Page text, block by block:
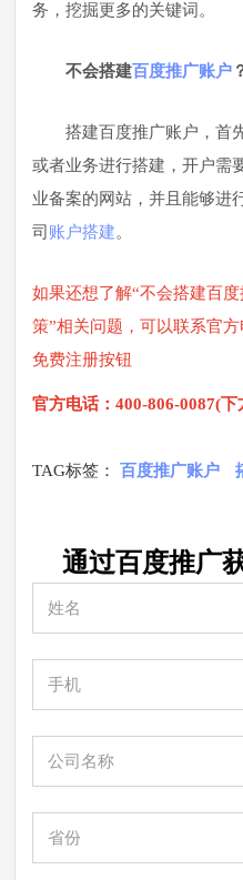
务，挖掘更多的关键词。
不会搭建百度推广账户
搭建百度推广账户，首先
或者业务进行搭建，开户需
业备案的网站，并且能够进
司 账户搭建。
如果还想了解“不会搭建百
策”相关问题，可以联系官
免费注册按钮
官方电话：400-806-0087(
TAG标签：百度推广账户
通过百度推广